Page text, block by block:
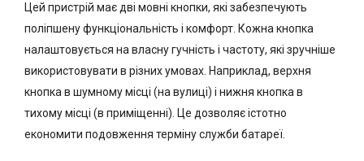
Цей пристрій має дві мовні кнопки, які забезпечують
поліпшену функціональність і комфорт. Кожна кнопка
налаштовується на власну гучність і частоту, які зручніше
використовувати в різних умовах. Наприклад, верхня
кнопка в шумному місці (на вулиці) і нижня кнопка в
тихому місці (в приміщенні). Це дозволяє істотно
економити подовження терміну служби батареї.